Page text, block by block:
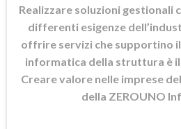
Realizzare soluzioni gestionali
differenti esigenze
offrire servizi che supportino
informatica della struttura è
Creare valore nelle imprese
della ZEROUNO